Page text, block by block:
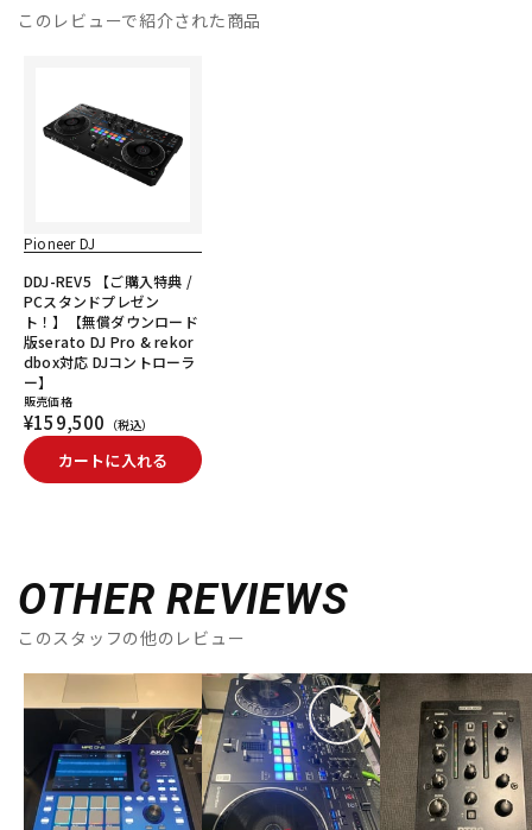
このレビューで紹介された商品
Pioneer DJ
DDJ-REV5 【ご購入特典 /
PCスタンドプレゼン
ト！】【無償ダウンロード
版serato DJ Pro & rekor
dbox対応 DJコントローラ
ー】
販売価格
¥159,500 （税込）
カートに入れる
OTHER REVIEWS
このスタッフの他のレビュー